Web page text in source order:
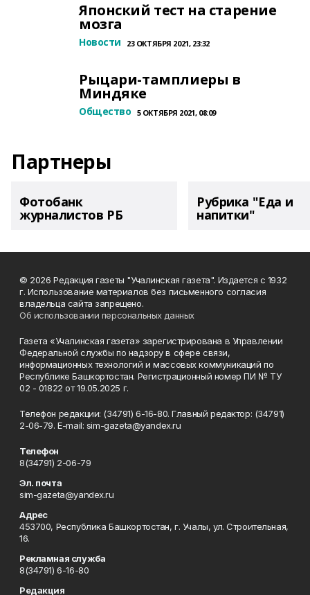
Японский тест на старение
мозга
Новости 23 ОКТЯБРЯ 2021, 23:32
Рыцари-тамплиеры в
Миндяке
Общество 5 ОКТЯБРЯ 2021, 08:09
Партнеры
Фотобанк
журналистов РБ
Рубрика "Еда и
напитки"
© 2026 Редакция газеты "Учалинская газета". Издается с 1932
г. Использование материалов без письменного согласия
владельца сайта запрещено.
Об использовании персональных данных
Газета «Учалинская газета» зарегистрирована в Управлении
Федеральной службы по надзору в сфере связи,
информационных технологий и массовых коммуникаций по
Республике Башкортостан. Регистрационный номер ПИ № ТУ
02 - 01822 от 19.05.2025 г.
Телефон редакции: (34791) 6-16-80. Главный редактор: (34791)
2-06-79. Е-mаil: sim-gazeta@yandex.ru
Телефон
8(34791) 2-06-79
Эл. почта
sim-gazeta@yandex.ru
Адрес
453700, Республика Башкортостан, г. Учалы, ул. Строительная,
16.
Рекламная служба
8(34791) 6-16-80
Редакция